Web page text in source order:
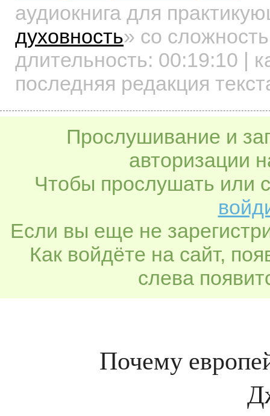
аудиокнига для
духовность» со
длительность: 00:19:10 |
последняя редакция
Прослушивание и
авторизации
Чтобы прослушать или
Если вы еще не
Как войдёте на сайт,
слева
Почему